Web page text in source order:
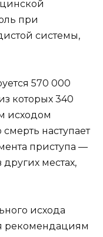
при
системы,
570 000
которых 340
исходом
наступает
приступа —
местах,
исхода
рекомендациям